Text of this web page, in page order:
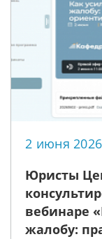
2 июня 2026
Юристы
вебинаре
жалобу: